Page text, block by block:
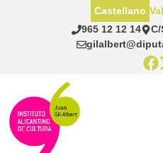
965 12 12 14
Castellano